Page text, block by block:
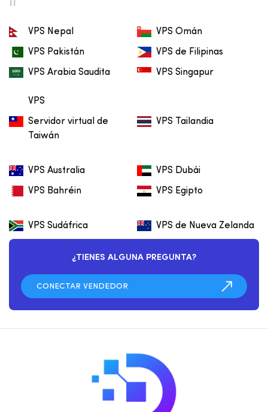
II
VPS Nepal VPS Omán
VPS Pakistán VPS de Filipinas
VPS Arabia Saudita
VPS
VPS Singapur
Servidor virtual de
Taiwán
VPS Tailandia
VPS Australia VPS Dubái
VPS Bahréin VPS Egipto
VPS Sudáfrica VPS de Nueva Zelanda
¿TIENES ALGUNA PREGUNTA?